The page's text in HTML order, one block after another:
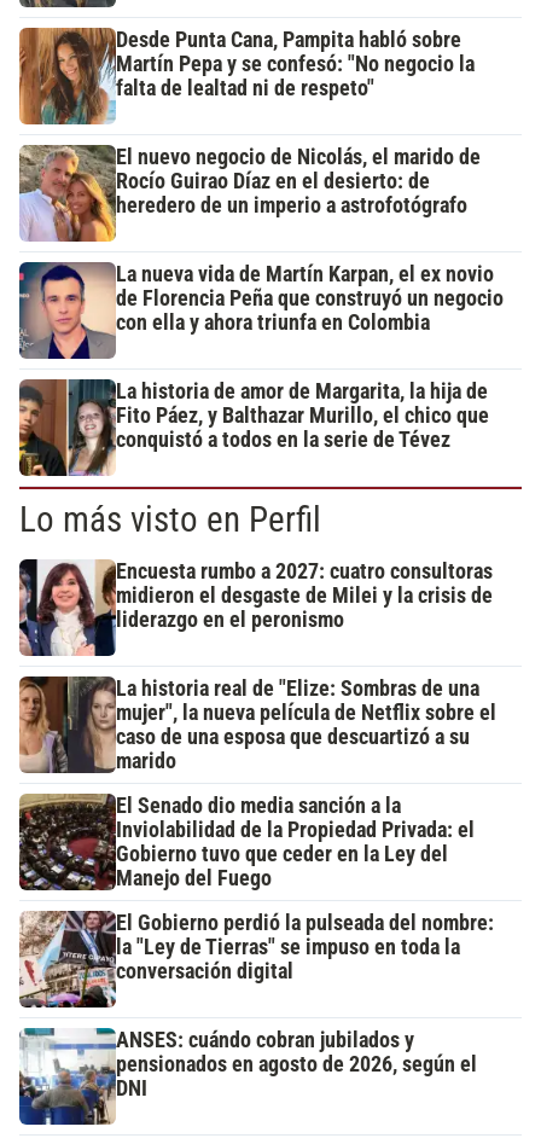
Desde Punta Cana, Pampita habló sobre
Martín Pepa y se confesó: "No negocio la
falta de lealtad ni de respeto"
El nuevo negocio de Nicolás, el marido de
Rocío Guirao Díaz en el desierto: de
heredero de un imperio a astrofotógrafo
La nueva vida de Martín Karpan, el ex novio
de Florencia Peña que construyó un negocio
con ella y ahora triunfa en Colombia
La historia de amor de Margarita, la hija de
Fito Páez, y Balthazar Murillo, el chico que
conquistó a todos en la serie de Tévez
Lo más visto en Perfil
Encuesta rumbo a 2027: cuatro consultoras
midieron el desgaste de Milei y la crisis de
liderazgo en el peronismo
La historia real de "Elize: Sombras de una
mujer", la nueva película de Netflix sobre el
caso de una esposa que descuartizó a su
marido
El Senado dio media sanción a la
Inviolabilidad de la Propiedad Privada: el
Gobierno tuvo que ceder en la Ley del
Manejo del Fuego
El Gobierno perdió la pulseada del nombre:
la "Ley de Tierras" se impuso en toda la
conversación digital
ANSES: cuándo cobran jubilados y
pensionados en agosto de 2026, según el
DNI